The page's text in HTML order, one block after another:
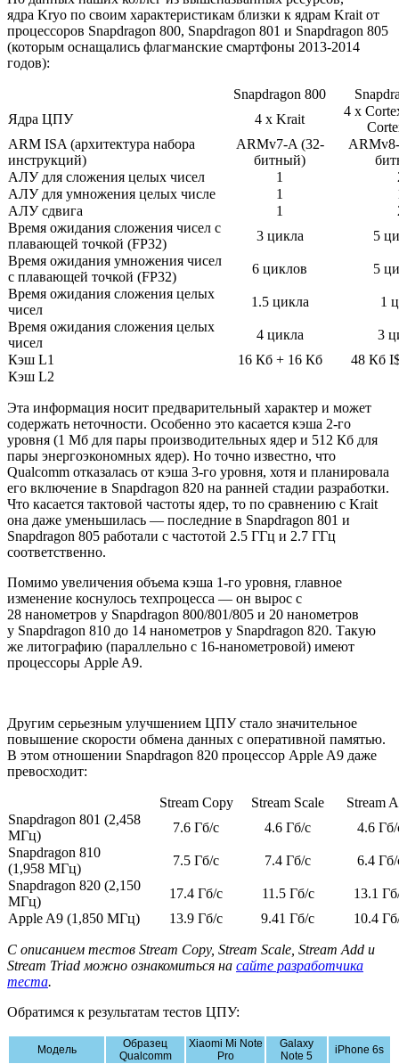
ядра Kryo по своим характеристикам близки к ядрам Krait от
процессоров Snapdragon 800, Snapdragon 801 и Snapdragon 805
(которым оснащались флагманские смартфоны 2013-2014
годов):
Snapdragon 800
Ядра ЦПУ
4 x Krait
4 x
ARM ISA (архитектура набора
инструкций)
ARMv7-A (32-
битный)
АЛУ для сложения целых чисел
1
АЛУ для умножения целых числе
1
АЛУ сдвига
1
Время ожидания сложения чисел с
плавающей точкой (FP32)
3 цикла
5
Время ожидания умножения чисел
с плавающей точкой (FP32)
6 циклов
5
Время ожидания сложения целых
чисел
1.5 цикла
1
Время ожидания сложения целых
чисел
4 цикла
3
Кэш L1
16 Кб + 16 Кб
48 Кб
Кэш L2
Эта информация носит предварительный характер и может
содержать неточности. Особенно это касается кэша 2-го
уровня (1 Мб для пары производительных ядер и 512 Кб для
пары энергоэкономных ядер). Но точно известно, что
Qualcomm отказалась от кэша 3-го уровня, хотя и планировала
его включение в Snapdragon 820 на ранней стадии разработки.
Что касается тактовой частоты ядер, то по сравнению с Krait
она даже уменьшилась — последние в Snapdragon 801 и
Snapdragon 805 работали с частотой 2.5 ГГц и 2.7 ГГц
соответственно.
Помимо увеличения объема кэша 1-го уровня, главное
изменение коснулось техпроцесса — он вырос с
28 нанометров у Snapdragon 800/801/805 и 20 нанометров
у Snapdragon 810 до 14 нанометров у Snapdragon 820. Такую
же литографию (параллельно с 16-нанометровой) имеют
процессоры Apple A9.
Другим серьезным улучшением ЦПУ стало значительное
повышение скорости обмена данных с оперативной памятью.
В этом отношении Snapdragon 820 процессор Apple A9 даже
превосходит:
Stream Copy Stream Scale
Stream
Snapdragon 801 (2,458
МГц)
7.6 Гб/с 4.6 Гб/с
4.6 Гб/
Snapdragon 810
(1,958 МГц)
7.5 Гб/с 7.4 Гб/с
6.4 Гб/
Snapdragon 820 (2,150
МГц)
17.4 Гб/с 11.5 Гб/с
13.1
Apple A9 (1,850 МГц)
13.9 Гб/с 9.41 Гб/с 10.4
С описанием тестов Stream Copy, Stream Scale, Stream Add и
Stream Triad можно ознакомиться на сайте разработчика
теста.
Обратимся к результатам тестов ЦПУ:
Модель
Образец
Qualcomm
Xiaomi Mi Note
Pro
Galaxy
Note 5
iPhone 6s